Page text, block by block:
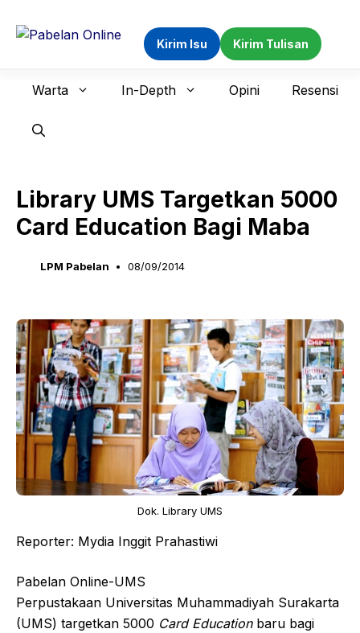
Kirim Isu Kirim Tulisan
Warta In-Depth Opini Resensi
Library UMS Targetkan 5000
Card Education Bagi Maba
LPM Pabelan 08/09/2014
Dok. Library UMS
Reporter: Mydia Inggit Prahastiwi
Pabelan Online-UMS
Perpustakaan Universitas Muhammadiyah Surakarta
(UMS) targetkan 5000 Card Education baru bagi